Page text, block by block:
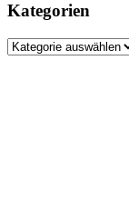
Kategorien
Kategorien